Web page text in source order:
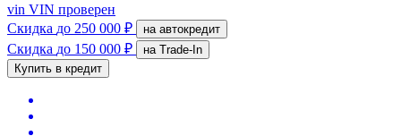
vin VIN проверен
Скидка до 250 000 ₽ на автокредит
Скидка до 150 000 ₽
на Trade-In
Купить в кредит